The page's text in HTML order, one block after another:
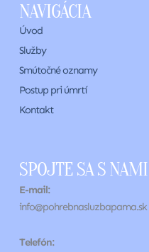
NAVIGÁCIA
Úvod
Služby
Smútočné oznamy
Postup pri úmrtí
Kontakt
SPOJTE SA S NAMI
E-mail:
info@pohrebnasluzbapama.sk
Telefón: